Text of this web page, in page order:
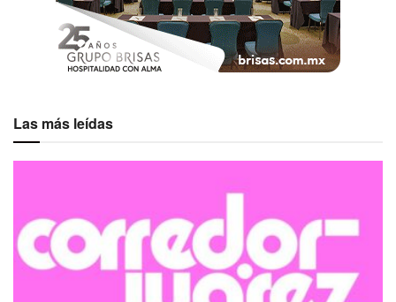
Las más leídas